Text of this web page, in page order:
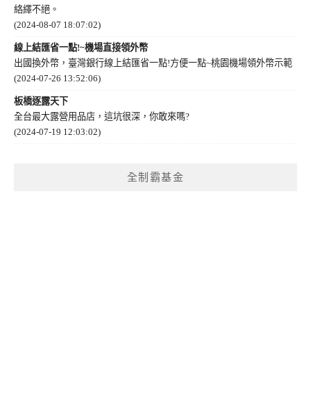
絡繹不絕。
(2024-08-07 18:07:02)
線上結匯省一點!~機場直接領外幣
出國換外幣，臺灣銀行線上結匯省一點!方便一點~桃園機場領外幣示範
(2024-07-26 13:52:06)
板橋逐露天下
全台最大露營用品店，這坑很深，你敢來嗎?
(2024-07-19 12:03:02)
全制霸基金